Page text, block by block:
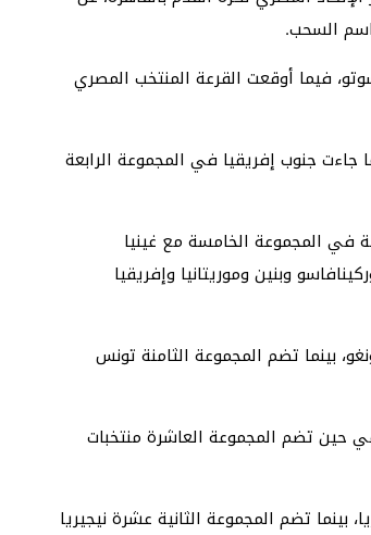
السحب.
فيما أوقعت القرعة المنتخب المصري
جاءت جنوب إفريقيا في المجموعة الرابعة
في المجموعة الخامسة مع غينيا
وبنين وموريتانيا وإفريقيا
بينما تضم المجموعة الثامنة تونس
حين تضم المجموعة العاشرة منتخبات
بينما تضم المجموعة الثانية عشرة نيجيريا